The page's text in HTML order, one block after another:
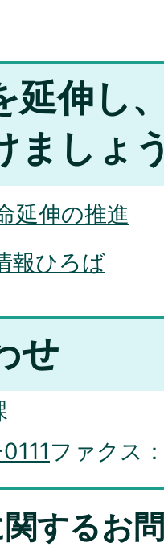
延伸し
ましょ
延伸の推進
報ひろば
せ
ファクス
するお